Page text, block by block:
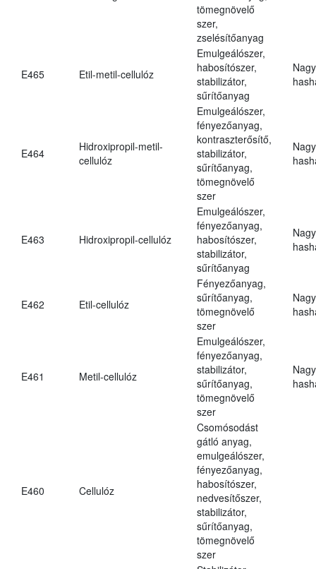
tömegnövelő
szer,
zselésítőanyag
E465 Etil-metil-cellulóz
Emulgeálószer,
habosítószer,
stabilizátor,
sűrítőanyag
E464
Hidroxipropil-metil-
cellulóz
Emulgeálószer,
fényezőanyag,
kontraszterősítő,
stabilizátor,
sűrítőanyag,
tömegnövelő
szer
E463 Hidroxipropil-cellulóz
Emulgeálószer,
fényezőanyag,
habosítószer,
stabilizátor,
sűrítőanyag
E462 Etil-cellulóz
Fényezőanyag,
sűrítőanyag,
tömegnövelő
szer
E461 Metil-cellulóz
Emulgeálószer,
fényezőanyag,
stabilizátor,
sűrítőanyag,
tömegnövelő
szer
E460 Cellulóz
Csomósodást
gátló anyag,
emulgeálószer,
fényezőanyag,
habosítószer,
nedvesítőszer,
stabilizátor,
sűrítőanyag,
tömegnövelő
szer